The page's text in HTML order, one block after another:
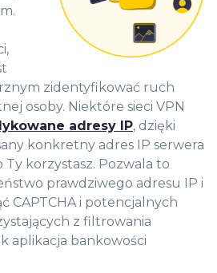
zidentyfikować ruch
osoby. Niektóre sieci VPN
adresy IP, dzięki
konkretny adres IP serwera
korzystasz. Pozwala to
prawdziwego adresu IP i
CAPTCHA i potencjalnych
z filtrowania
aplikacja bankowości